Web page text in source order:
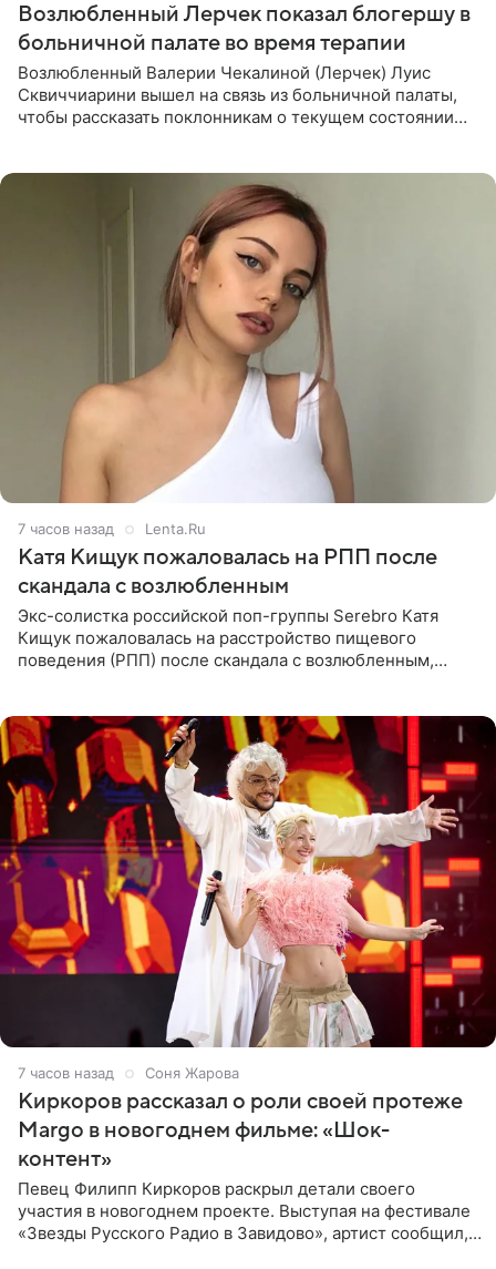
Возлюбленный Лерчек показал блогершу в
больничной палате во время терапии
Возлюбленный Валерии Чекалиной (Лерчек) Луис
Сквиччиарини вышел на связь из больничной палаты,
чтобы рассказать поклонникам о текущем состоянии
7 часов назад Lenta.Ru
Катя Кищук пожаловалась на РПП после
скандала с возлюбленным
Экс-солистка российской поп-группы Serebro Катя
Кищук пожаловалась на расстройство пищевого
поведения (РПП) после скандала с возлюбленным,
7 часов назад Соня Жарова
Киркоров рассказал о роли своей протеже
Margo в новогоднем фильме: «Шок-
контент»
Певец Филипп Киркоров раскрыл детали своего
участия в новогоднем проекте. Выступая на фестивале
«Звезды Русского Радио в Завидово», артист сообщил,